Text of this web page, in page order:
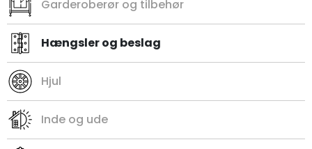
Garderoberør og tilbehør
Hængsler og beslag
Hjul
Inde og ude